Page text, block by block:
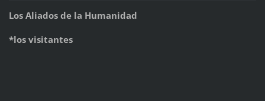
Los Aliados de la Humanidad
*los visitantes